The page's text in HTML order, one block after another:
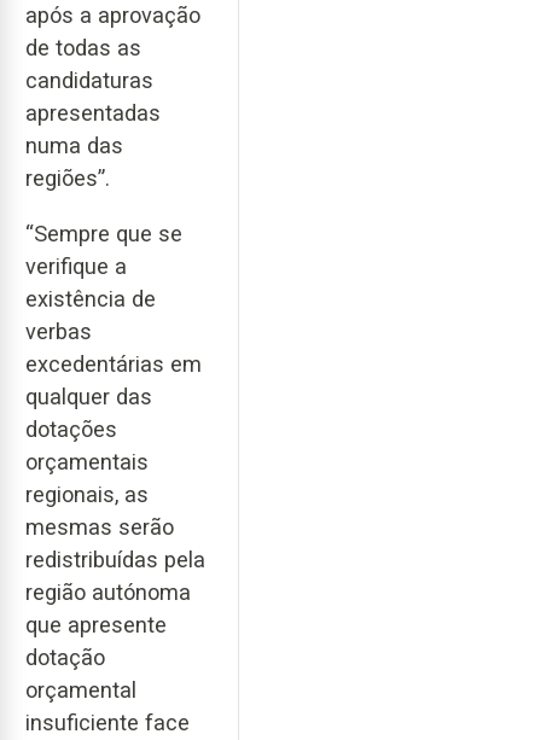
após a aprovação
de todas as
candidaturas
apresentadas
numa das
regiões”.
“Sempre que se
verifique a
existência de
verbas
excedentárias em
qualquer das
dotações
orçamentais
regionais, as
mesmas serão
redistribuídas pela
região autónoma
que apresente
dotação
orçamental
insuficiente face